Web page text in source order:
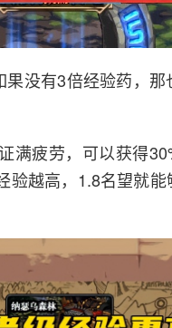
果没有3倍经验药，
满疲劳，可以获得
验越高，1.8名望就